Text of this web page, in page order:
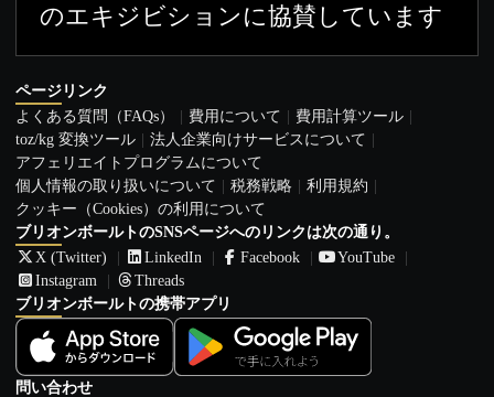
のエキジビションに協賛しています
ページリンク
よくある質問（FAQs）
費用について
費用計算ツール
toz/kg 変換ツール
法人企業向けサービスについて
アフェリエイトプログラムについて
個人情報の取り扱いについて
税務戦略
利用規約
クッキー（Cookies）の利用について
ブリオンボールトのSNSページへのリンクは次の通り。
X (Twitter)
LinkedIn Facebook
YouTube
Instagram
Threads
ブリオンボールトの携帯アプリ
問い合わせ